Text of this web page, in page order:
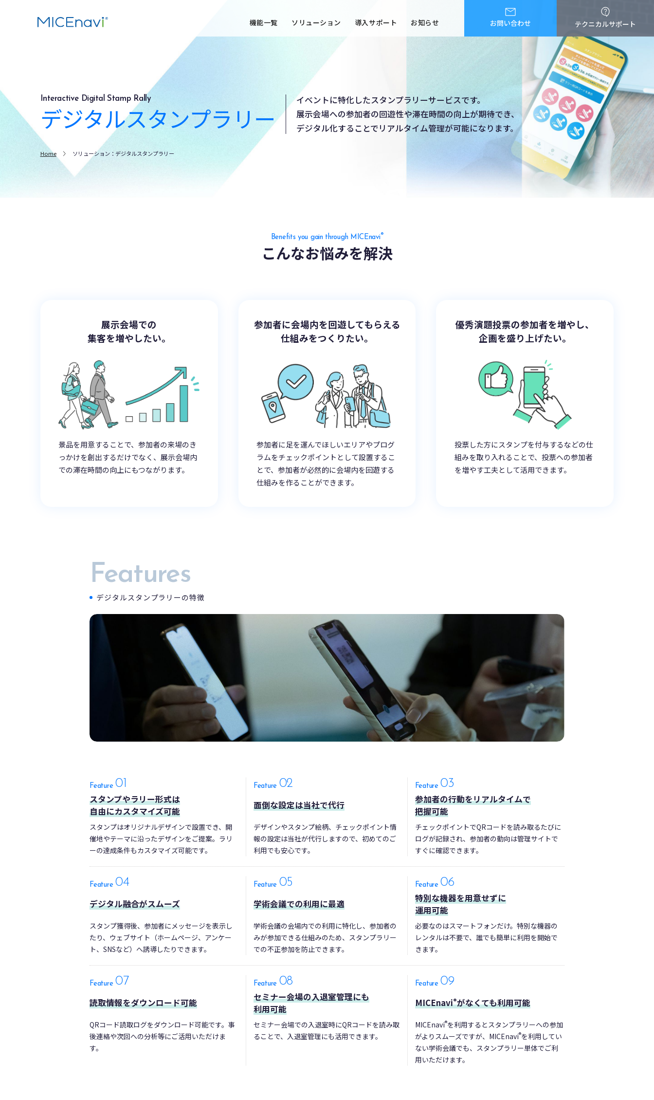
Interactive Digital Stamp Rally
デジタルスタンプラリー
イベントに特化したスタンプラリーサービスです。
展示会場への参加者の回遊性や滞在時間の向上が期待でき、
デジタル化することでリアルタイム管理が可能になります。
Home ソリューション：デジタルスタンプラリー
Benefits you gain through MICEnavi®
こんなお悩みを解決
展示会場での
集客を増やしたい。
景品を用意することで、参加者の来場のき
っかけを創出するだけでなく、展示会場内
での滞在時間の向上にもつながります。
参加者に会場内を回遊してもらえる
仕組みをつくりたい。
参加者に足を運んでほしいエリアやプログ
ラムをチェックポイントとして設置するこ
とで、参加者が必然的に会場内を回遊する
仕組みを作ることができます。
優秀演題投票の参加者を増やし、
企画を盛り上げたい。
投票した方にスタンプを付与するなどの仕
組みを取り入れることで、投票への参加者
を増やす工夫として活用できます。
Features
デジタルスタンプラリーの特徴
Feature 01
スタンプやラリー形式は
自由にカスタマイズ可能
スタンプはオリジナルデザインで設置でき、開
催地やテーマに沿ったデザインをご提案。ラリ
ーの達成条件もカスタマイズ可能です。
Feature 02
面倒な設定は当社で代行
デザインやスタンプ絵柄、チェックポイント情
報の設定は当社が代行しますので、初めてのご
利用でも安心です。
Feature 03
参加者の行動をリアルタイムで
把握可能
チェックポイントでQRコードを読み取るたびに
ログが記録され、参加者の動向は管理サイトで
すぐに確認できます。
Feature 04
デジタル融合がスムーズ
スタンプ獲得後、参加者にメッセージを表示し
たり、ウェブサイト（ホームページ、アンケー
ト、SNSなど）へ誘導したりできます。
Feature 05
学術会議での利用に最適
学術会議の会場内での利用に特化し、参加者の
みが参加できる仕組みのため、スタンプラリー
での不正参加を防止できます。
Feature 06
特別な機器を用意せずに
運用可能
必要なのはスマートフォンだけ。特別な機器の
レンタルは不要で、誰でも簡単に利用を開始で
きます。
Feature 07
読取情報をダウンロード可能
QRコード読取ログをダウンロード可能です。事
後連絡や次回への分析等にご活用いただけま
す。
Feature 08
セミナー会場の入退室管理にも
利用可能
セミナー会場での入退室時にQRコードを読み取
ることで、入退室管理にも活用できます。
Feature 09
MICEnavi®がなくても利用可能
MICEnavi®を利用するとスタンプラリーへの参加
がよりスムーズですが、MICEnavi®を利用してい
ない学術会議でも、スタンプラリー単体でご利
用いただけます。
機能一覧 ソリューション 導入サポート お知らせ お問い合わせ テクニカルサポート